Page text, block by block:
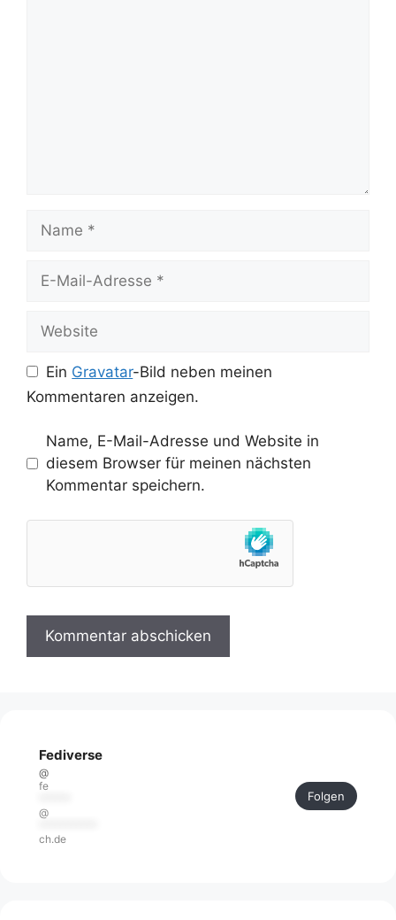
Mail-
Ein Gravatar-Bild neben meinen
Kommentaren anzeigen.
Name, E-Mail-Adresse und Website in
diesem Browser für meinen nächsten
Kommentar speichern.
Fediverse
@
fe
@
ch.de
Folgen